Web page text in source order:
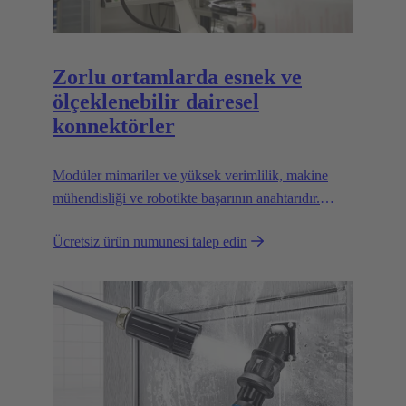
Zorlu ortamlarda esnek ve
ölçeklenebilir dairesel
konnektörler
Modüler mimariler ve yüksek verimlilik, makine
mühendisliği ve robotikte başarının anahtarıdır.
önemlidir.
Ücretsiz ürün numunesi talep edin